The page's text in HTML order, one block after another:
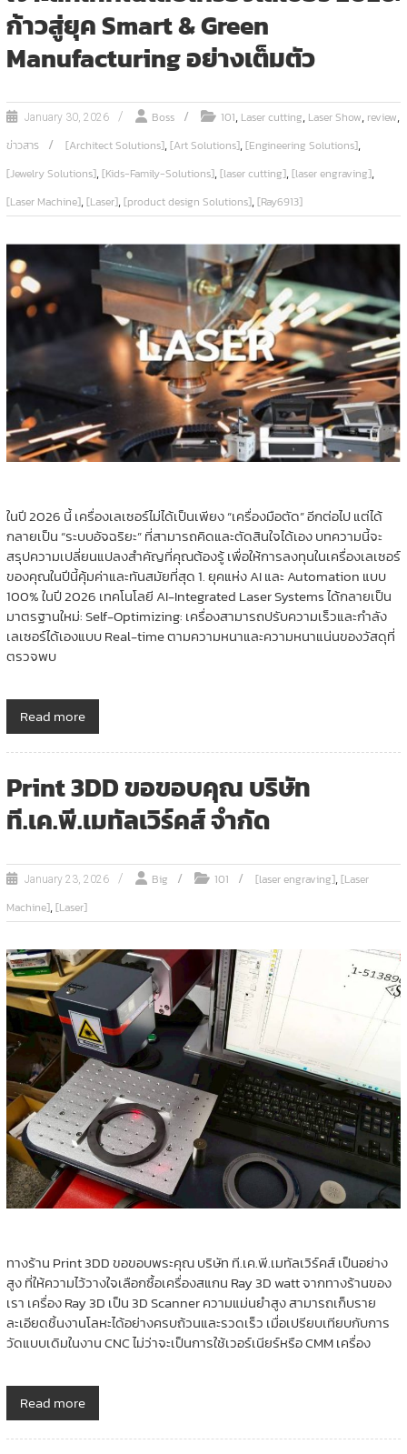
ก้าวสู่ยุค Smart & Green
Manufacturing อย่างเต็มตัว
January 30, 2026 Boss 101, Laser cutting, Laser Show, review,
ข่าวสาร [Architect Solutions],[Art Solutions],[Engineering Solutions],
[Jewelry Solutions],[Kids-Family-Solutions],[laser cutting],[laser engraving],
[Laser Machine],[Laser],[product design Solutions],[Ray6913]
ในปี 2026 นี้ เครื่องเลเซอร์ไม่ได้เป็นเพียง “เครื่องมือตัด” อีกต่อไป แต่ได้
กลายเป็น “ระบบอัจฉริยะ” ที่สามารถคิดและตัดสินใจได้เอง บทความนี้จะ
สรุปความเปลี่ยนแปลงสำคัญที่คุณต้องรู้ เพื่อให้การลงทุนในเครื่องเลเซอร์
ของคุณในปีนี้คุ้มค่าและทันสมัยที่สุด 1. ยุคแห่ง AI และ Automation แบบ
100% ในปี 2026 เทคโนโลยี AI-Integrated Laser Systems ได้กลายเป็น
มาตรฐานใหม่: Self-Optimizing: เครื่องสามารถปรับความเร็วและกำลัง
เลเซอร์ได้เองแบบ Real-time ตามความหนาและความหนาแน่นของวัสดุที่
ตรวจพบ
Read more
Print 3DD ขอขอบคุณ บริษัท
ที.เค.พี.เมทัลเวิร์คส์ จำกัด
January 23, 2026 Big 101 [laser engraving],[Laser
Machine],[Laser]
ทางร้าน Print 3DD ขอขอบพระคุณ บริษัท ที.เค.พี.เมทัลเวิร์คส์ เป็นอย่าง
สูง ที่ให้ความไว้วางใจเลือกซื้อเครื่องสแกน Ray 3D watt จากทางร้านของ
เรา เครื่อง Ray 3D เป็น 3D Scanner ความแม่นยำสูง สามารถเก็บราย
ละเอียดชิ้นงานโลหะได้อย่างครบถ้วนและรวดเร็ว เมื่อเปรียบเทียบกับการ
วัดแบบเดิมในงาน CNC ไม่ว่าจะเป็นการใช้เวอร์เนียร์หรือ CMM เครื่อง
Read more